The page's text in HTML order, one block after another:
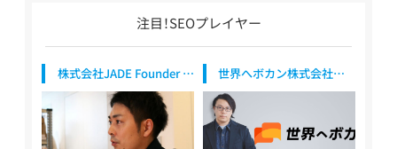
注目！SEOプレイヤー
株式会社JADE Founder /
CSO
世界へボカン株式会社
代表取締役社長